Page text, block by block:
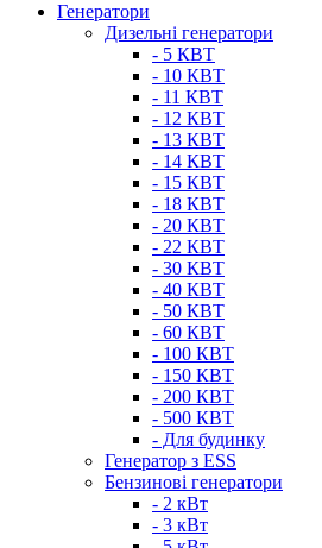
Генератори
Дизельні генератори
- 5 КВТ
- 10 КВТ
- 11 КВТ
- 12 КВТ
- 13 КВТ
- 14 КВТ
- 15 КВТ
- 18 КВТ
- 20 КВТ
- 22 КВТ
- 30 КВТ
- 40 КВТ
- 50 КВТ
- 60 КВТ
- 100 КВТ
- 150 КВТ
- 200 КВТ
- 500 КВТ
- Для будинку
Генератор з ESS
Бензинові генератори
- 2 кВт
- 3 кВт